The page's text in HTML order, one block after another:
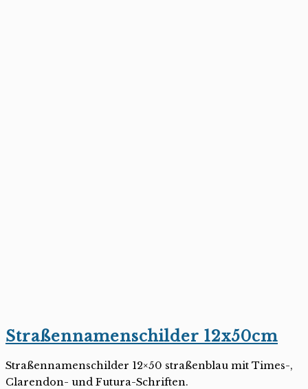
Straßennamenschilder 12x50cm
Straßennamenschilder 12×50 straßenblau mit Times-,
Clarendon- und Futura-Schriften.